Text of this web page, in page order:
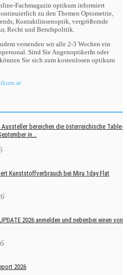
Fachmagazin optikum informiert
zu den Themen Optometrie,
Kontaktlinsenoptik, vergrößernde
Recht und Berufspolitik.
versenden wir alle 2-3 Wochen ein
Sind Sie AugenoptikerIn oder
Sie sich zum kostenlosen optikum
Aussteller bereichen die österreichische Table-
in...
Kunststoffverbrauch bei Miru 1day Flat
2026 anmelden und nebenbei einen von
2026